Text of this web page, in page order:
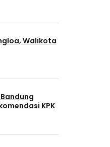
Walikota
KPK